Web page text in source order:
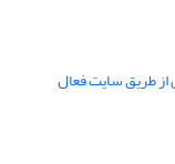
طریق سایت فعال